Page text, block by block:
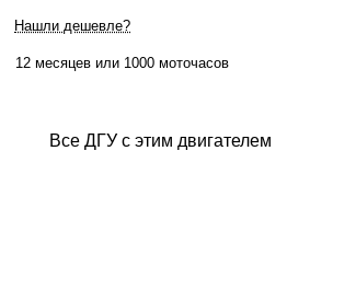
Нашли дешевле?
12 месяцев или 1000 моточасов
Все ДГУ с этим двигателем